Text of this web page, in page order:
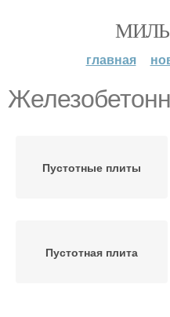
главная
Пустотные плиты
Пустотная плита